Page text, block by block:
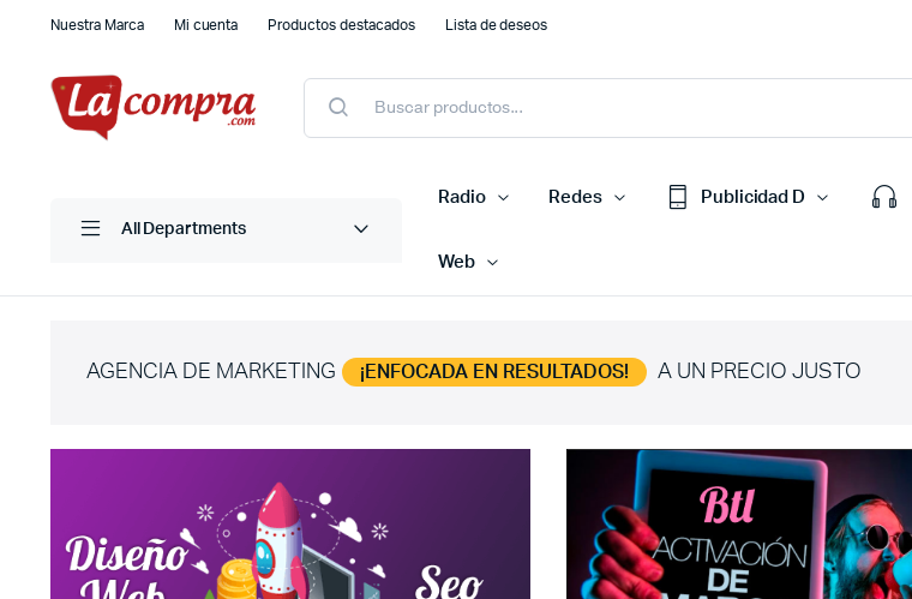
Nuestra Marca Mi cuenta Productos destacados Lista de deseos
Búsqueda
All Departments
Radio Redes
Videos con Dron
Seguridad Informática
Desarrollo web a la medida
Posicionamiento Seo
Publicidad D
Web
AGENCIA DE MARKETING ¡ENFOCADA EN RESULTADOS! A UN PRECIO JUSTO